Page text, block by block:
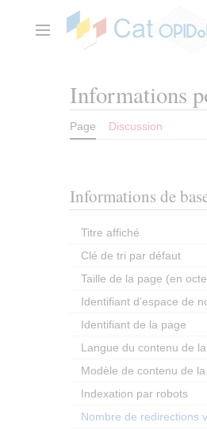
contenuMenu principal
Informations
Page Discussion
Informations de
Titre affiché
Clé de tri par défaut
Taille de la page (en
Identifiant dʼespace de
Identifiant de la page
Langue du contenu de
Modèle de contenu de
Indexation par robots
Nombre de redirections